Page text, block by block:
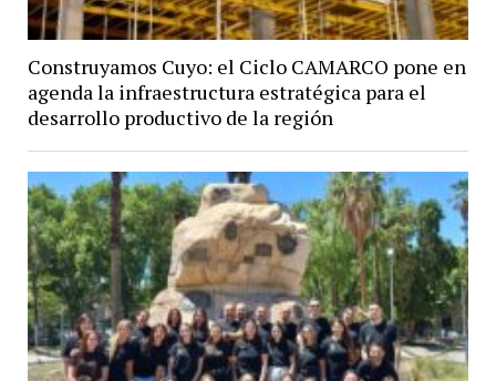
Construyamos Cuyo: el Ciclo CAMARCO pone en
agenda la infraestructura estratégica para el
desarrollo productivo de la región